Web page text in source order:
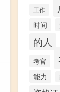
工作
时间
的人
考官
能力